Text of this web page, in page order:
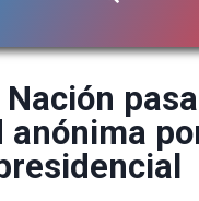
Nación
anónima